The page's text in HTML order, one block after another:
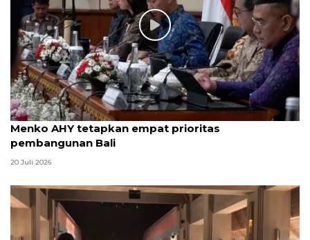
Menko AHY tetapkan empat prioritas
pembangunan Bali
20 Juli 2026